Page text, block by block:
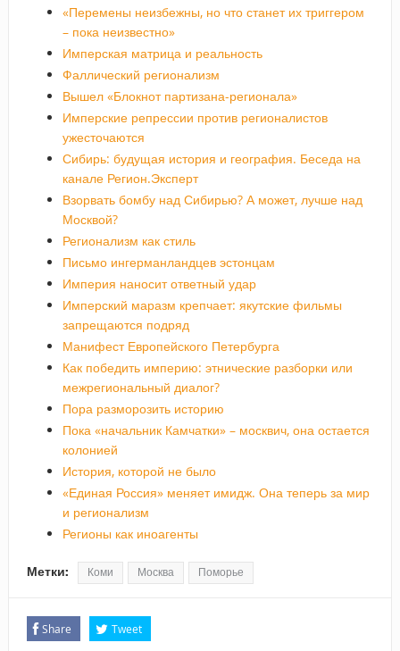
«Перемены неизбежны, но что станет их триггером
– пока неизвестно»
Имперская матрица и реальность
Фаллический регионализм
Вышел «Блокнот партизана-регионала»
Имперские репрессии против регионалистов
ужесточаются
Сибирь: будущая история и география. Беседа на
канале Регион.Эксперт
Взорвать бомбу над Сибирью? А может, лучше над
Москвой?
Регионализм как стиль
Письмо ингерманландцев эстонцам
Империя наносит ответный удар
Имперский маразм крепчает: якутские фильмы
запрещаются подряд
Манифест Европейского Петербурга
Как победить империю: этнические разборки или
межрегиональный диалог?
Пора разморозить историю
Пока «начальник Камчатки» – москвич, она остается
колонией
История, которой не было
«Единая Россия» меняет имидж. Она теперь за мир
и регионализм
Регионы как иноагенты
Метки: Коми Москва Поморье
Share Tweet